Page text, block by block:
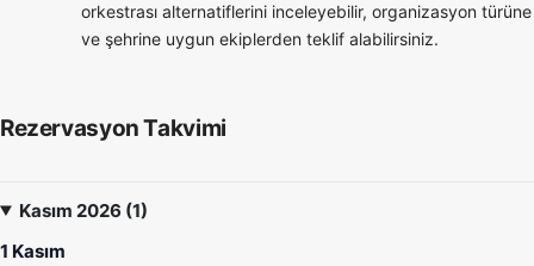
orkestrası alternatiflerini inceleyebilir, organizasyon türüne
ve şehrine uygun ekiplerden teklif alabilirsiniz.
Rezervasyon Takvimi
Kasım 2026 (1)
1 Kasım